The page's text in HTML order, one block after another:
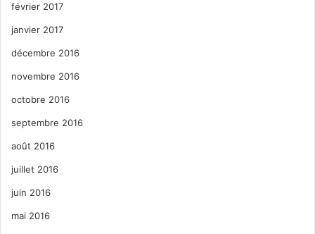
février 2017
janvier 2017
décembre 2016
novembre 2016
octobre 2016
septembre 2016
août 2016
juillet 2016
juin 2016
mai 2016